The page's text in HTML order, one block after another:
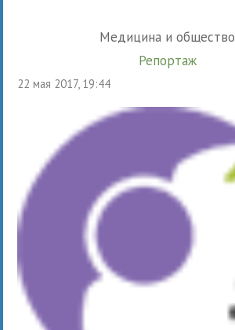
Медицина и общество
Репортаж
22 мая 2017, 19:44